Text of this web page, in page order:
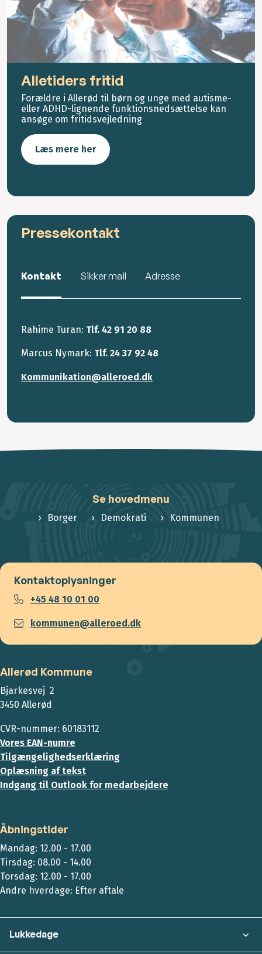
Alletiders fritid
Forældre i Allerød til børn og unge med autisme-
eller ADHD-lignende funktionsnedsættelse kan
ansøge om fritidsvejledning
Læs mere her
Pressekontakt
Kontakt Sikker mail Adresse
Rahime Turan: Tlf. 42 91 20 88
Marcus Nymark: Tlf. 24 37 92 48
Kommunikation@alleroed.dk
Se hovedmenu
Borger Demokrati Kommunen
Kontaktoplysninger
+45 48 10 01 00
kommunen@alleroed.dk
Allerød Kommune
Bjarkesvej 2
3450 Allerød
CVR-nummer: 60183112
Vores EAN-numre
Tilgængelighedserklæring
Oplæsning af tekst
Indgang til Outlook for medarbejdere
Åbningstider
Mandag: 12.00 - 17.00
Tirsdag: 08.00 - 14.00
Torsdag: 12.00 - 17.00
Andre hverdage: Efter aftale
Lukkedage